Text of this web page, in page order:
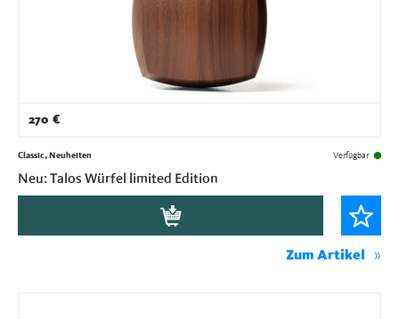
270 €
Classic, Neuheiten Verfügbar
Neu: Talos Würfel limited Edition
Zum Artikel